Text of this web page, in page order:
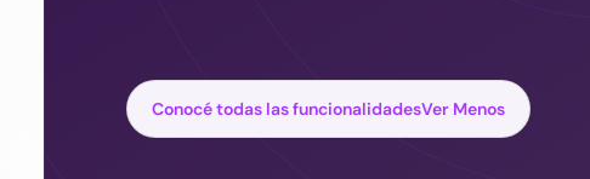
Conocé todas las funcionalidadesVer Menos